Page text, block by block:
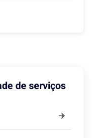
de serviços